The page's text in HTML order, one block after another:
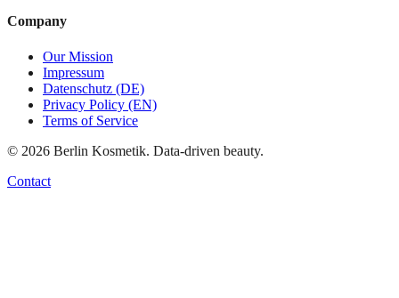
Company
Our Mission
Impressum
Datenschutz (DE)
Privacy Policy (EN)
Terms of Service
© 2026 Berlin Kosmetik. Data-driven beauty.
Contact